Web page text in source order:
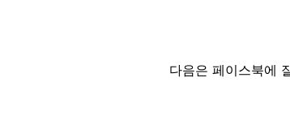
다음은 페이스북에